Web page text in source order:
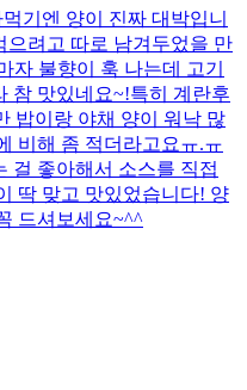
기엔 양이 진짜 대박입니
으려고 따로 남겨두었을 만
자 불향이 훅 나는데 고기
참 맛있네요~!특히 계란후
밥이랑 야채 양이 워낙 많
비해 좀 적더라고요ㅠ.ㅠ
걸 좋아해서 소스를 직접
딱 맞고 맛있었습니다! 양
드셔보세요~^^